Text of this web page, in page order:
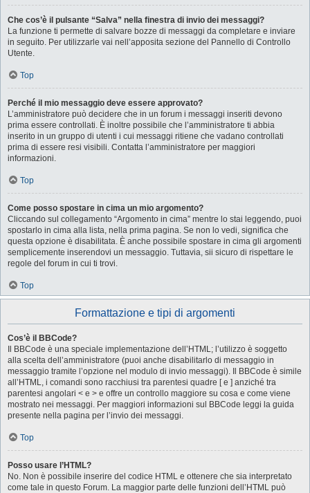
Che cos’è il pulsante “Salva” nella finestra di invio dei messaggi?
La funzione ti permette di salvare bozze di messaggi da completare e inviare
in seguito. Per utilizzarle vai nell’apposita sezione del Pannello di Controllo
Utente.
Top
Perché il mio messaggio deve essere approvato?
L’amministratore può decidere che in un forum i messaggi inseriti devono
prima essere controllati. È inoltre possibile che l’amministratore ti abbia
inserito in un gruppo di utenti i cui messaggi ritiene che vadano controllati
prima di essere resi visibili. Contatta l’amministratore per maggiori
informazioni.
Top
Come posso spostare in cima un mio argomento?
Cliccando sul collegamento “Argomento in cima” mentre lo stai leggendo, puoi
spostarlo in cima alla lista, nella prima pagina. Se non lo vedi, significa che
questa opzione è disabilitata. È anche possibile spostare in cima gli argomenti
semplicemente inserendovi un messaggio. Tuttavia, sii sicuro di rispettare le
regole del forum in cui ti trovi.
Top
Formattazione e tipi di argomenti
Cos’è il BBCode?
Il BBCode è una speciale implementazione dell’HTML; l’utilizzo è soggetto
alla scelta dell’amministratore (puoi anche disabilitarlo di messaggio in
messaggio tramite l’opzione nel modulo di invio messaggi). Il BBCode è simile
all’HTML, i comandi sono racchiusi tra parentesi quadre [ e ] anziché tra
parentesi angolari < e > e offre un controllo maggiore su cosa e come viene
mostrato nei messaggi. Per maggiori informazioni sul BBCode leggi la guida
presente nella pagina per l’invio dei messaggi.
Top
Posso usare l’HTML?
No. Non è possibile inserire del codice HTML e ottenere che sia interpretato
come tale in questo Forum. La maggior parte delle funzioni dell’HTML può